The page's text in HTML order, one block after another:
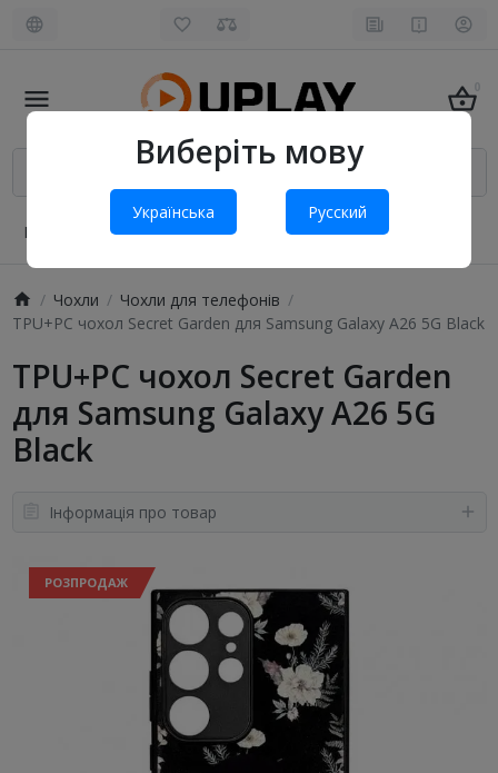
Виберіть мову
Українська Русский
0
Про нас Оплата і доставка Обмін та повернення
Чохли
Чохли для телефонів
TPU+PC чохол Secret Garden для Samsung Galaxy A26 5G Black
TPU+PC чохол Secret Garden
для Samsung Galaxy A26 5G
Black
Інформація про товар
РОЗПРОДАЖ